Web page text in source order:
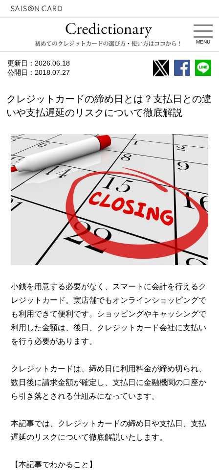
MENU
更新日： 2026.06.18
公開日： 2018.07.27
クレジットカードの締め日とは？支払日との違
いや支払遅延のリスクについて徹底解説
小銭を用意する必要がなく、スマートに会計を行えるク
レジットカード。実店舗でもオンラインショッピングで
も利用できて便利です。ショッピングやキャッシングで
利用した金額は、後日、クレジットカード会社に支払い
を行う必要があります。
クレジットカードは、締め日に利用料金が締め切られ、
数日後に請求金額が確定し、支払日に金融機関の口座か
ら引き落とされる仕組みになっています。
本記事では、クレジットカードの締め日や支払日、支払
遅延のリスクについて徹底解説いたします。
【本記事でわかること】